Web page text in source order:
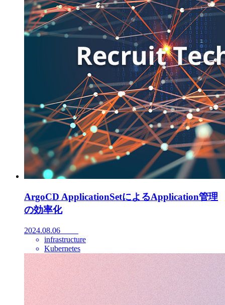
ArgoCD ApplicationSetによるApplication管理
の効率化
2024.08.06
infrastructure
Kubernetes